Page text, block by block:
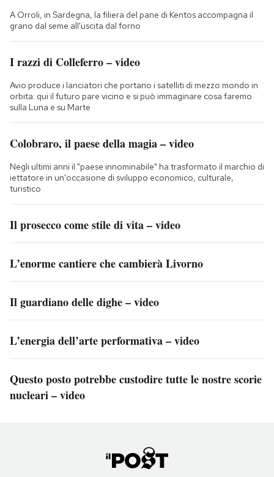
A Orroli, in Sardegna, la filiera del pane di Kentos accompagna il
grano dal seme all'uscita dal forno
I razzi di Colleferro – video
Avio produce i lanciatori che portano i satelliti di mezzo mondo in
orbita: qui il futuro pare vicino e si può immaginare cosa faremo
sulla Luna e su Marte
Colobraro, il paese della magia – video
Negli ultimi anni il "paese innominabile" ha trasformato il marchio di
iettatore in un'occasione di sviluppo economico, culturale,
turistico
Il prosecco come stile di vita – video
L’enorme cantiere che cambierà Livorno
Il guardiano delle dighe – video
L’energia dell’arte performativa – video
Questo posto potrebbe custodire tutte le nostre scorie
nucleari – video